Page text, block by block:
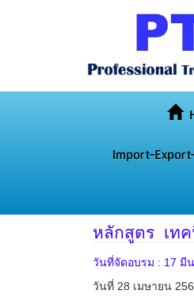
Import-
หลักสูตร เทค
วันที่จัดอบรม : 17 มี
วันที่ 28 เมษายน